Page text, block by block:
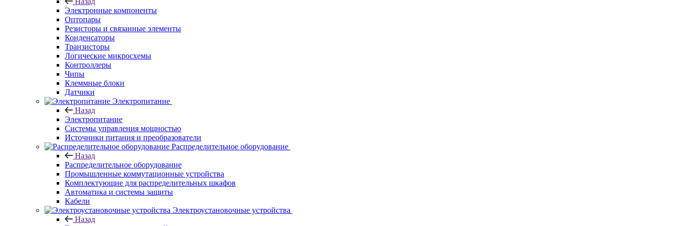
Электронные компоненты
Оптопары
Резисторы и связанные элементы
Конденсаторы
Транзисторы
Логические микросхемы
Контроллеры
Чипы
Клеммные блоки
Датчики
Электропитание
Назад
Электропитание
Системы управления мощностью
Источники питания и преобразователи
Распределительное оборудование
Назад
Распределительное оборудование
Промышленные коммутационные устройства
Комплектующие для распределительных шкафов
Автоматика и системы защиты
Кабели
Электроустановочные устройства
Назад